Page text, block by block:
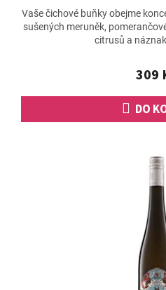
je
5
309
DO
Vaše čichové buňky obejme
sušených meruněk,
citrusů a